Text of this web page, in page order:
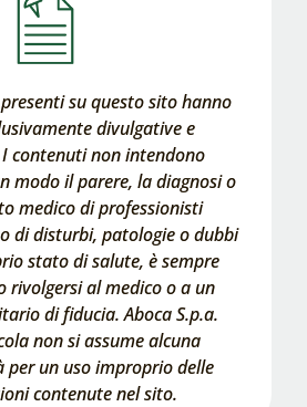
su questo sito hanno
divulgative e
contenuti non intendono
modo il parere, la diagnosi o
medico di professionisti
di disturbi, patologie o dubbi
stato di salute, è sempre
rivolgersi al medico o a un
di fiducia. Aboca S.p.a.
non si assume alcuna
per un uso improprio delle
contenute nel sito.